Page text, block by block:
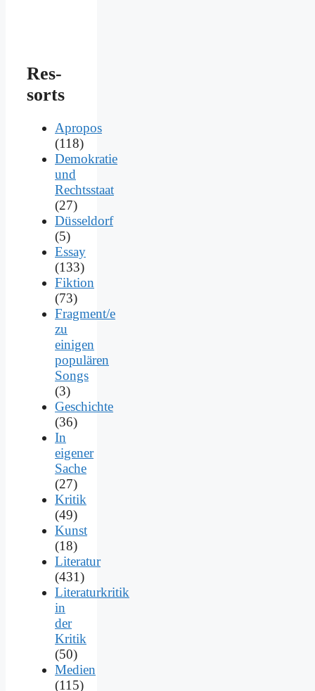
Res­
sorts
Apropos
(118)
Demokratie
und
Rechtsstaat
(27)
Düsseldorf
(5)
Essay
(133)
Fiktion
(73)
Fragment/e
zu
einigen
populären
Songs
(3)
Geschichte
(36)
In
eigener
Sache
(27)
Kritik
(49)
Kunst
(18)
Literatur
(431)
Literaturkritik
in
der
Kritik
(50)
Medien
(115)